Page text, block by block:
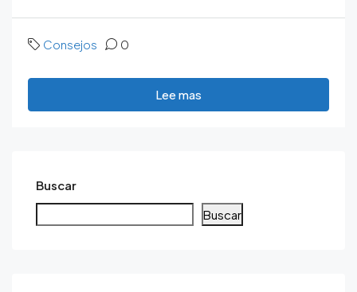
Consejos 0
Lee mas
Buscar
Buscar